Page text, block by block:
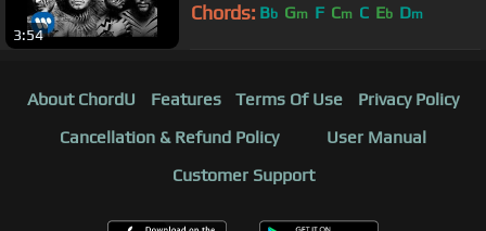
3:54
Chords: Bb Gm F Cm C Eb Dm
About ChordU Features Terms Of Use
Privacy Policy
Cancellation & Refund Policy
User Manual
Customer Support